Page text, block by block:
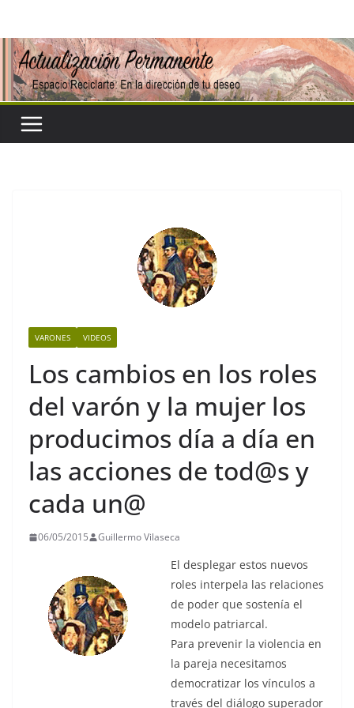
contenido
VARONES VIDEOS
Los cambios en los roles
del varón y la mujer los
producimos día a día en
las acciones de tod@s y
cada un@
06/05/2015 Guillermo Vilaseca
El desplegar estos nuevos
roles interpela las relaciones
de poder que sostenía el
modelo patriarcal.
Para prevenir la violencia en
la pareja necesitamos
democratizar los vínculos a
través del diálogo superador